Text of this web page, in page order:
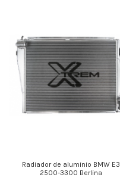
Radiador de aluminio BMW E3
2500-3300 Berlina